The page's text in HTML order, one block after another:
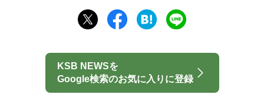
KSB NEWSを
Google検索のお気に入りに登録